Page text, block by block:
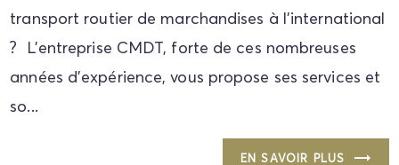
transport routier de marchandises à l'international
? L'entreprise CMDT, forte de ces nombreuses
années d'expérience, vous propose ses services et
so...
EN SAVOIR PLUS